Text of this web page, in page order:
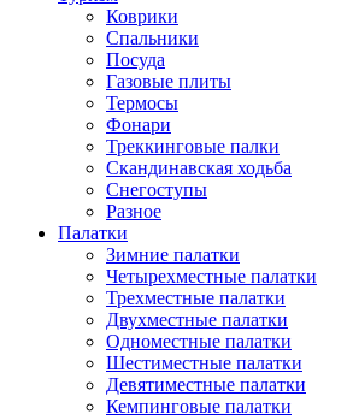
Коврики
Спальники
Посуда
Газовые плиты
Термосы
Фонари
Треккинговые палки
Скандинавская ходьба
Снегоступы
Разное
Палатки
Зимние палатки
Четырехместные палатки
Трехместные палатки
Двухместные палатки
Одноместные палатки
Шестиместные палатки
Девятиместные палатки
Кемпинговые палатки